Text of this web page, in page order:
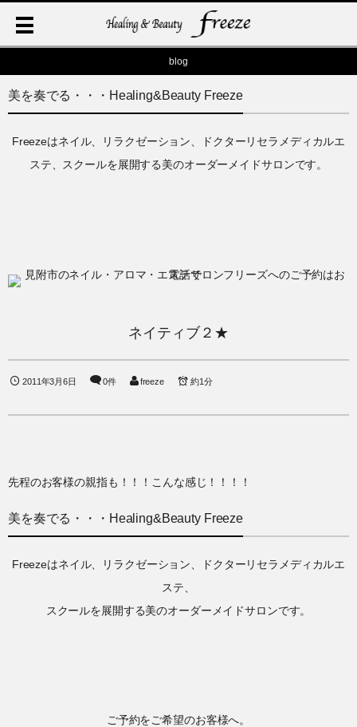
blog
美を奏でる・・・Healing&Beauty Freeze
Freezeはネイル、リラクゼーション、ドクターリセラメディカルエ
ステ、スクールを展開する美のオーダーメイドサロンです。
ネイティブ２★
2011年3月6日 0件 freeze 約1分
先程のお客様の親指も！！！こんな感じ！！！！
美を奏でる・・・Healing&Beauty Freeze
Freezeはネイル、リラクゼーション、ドクターリセラメディカルエ
ステ、
スクールを展開する美のオーダーメイドサロンです。
ご予約をご希望のお客様へ。